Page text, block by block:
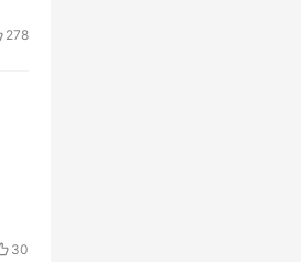
278
30